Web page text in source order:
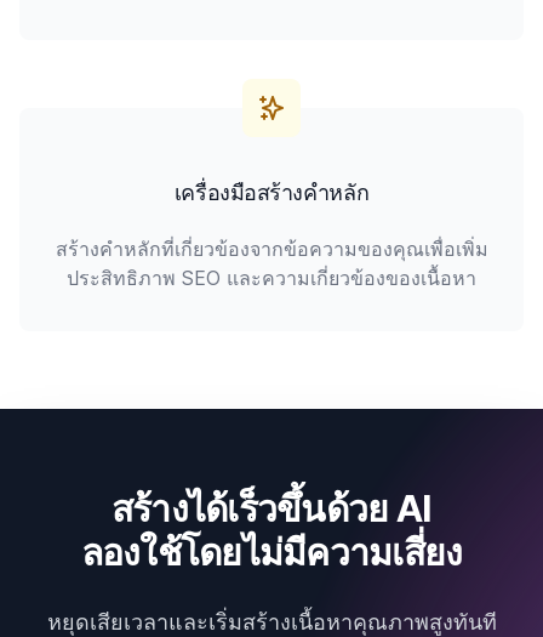
เครื่องมือสร้างคำหลัก
สร้างคำหลักที่เกี่ยวข้องจากข้อความของคุณเพื่อเพิ่ม
ประสิทธิภาพ SEO และความเกี่ยวข้องของเนื้อหา
สร้างได้เร็วขึ้นด้วย AI
ลองใช้โดยไม่มีความเสี่ยง
หยุดเสียเวลาและเริ่มสร้างเนื้อหาคุณภาพสูงทันที